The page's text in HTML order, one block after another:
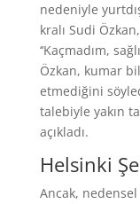
nedeniyle
kralı Sudi
‘‘Kaçmadım,
Özkan, kumar
etmediğini
talebiyle yakın
açıkladı.
Helsinki
Ancak,